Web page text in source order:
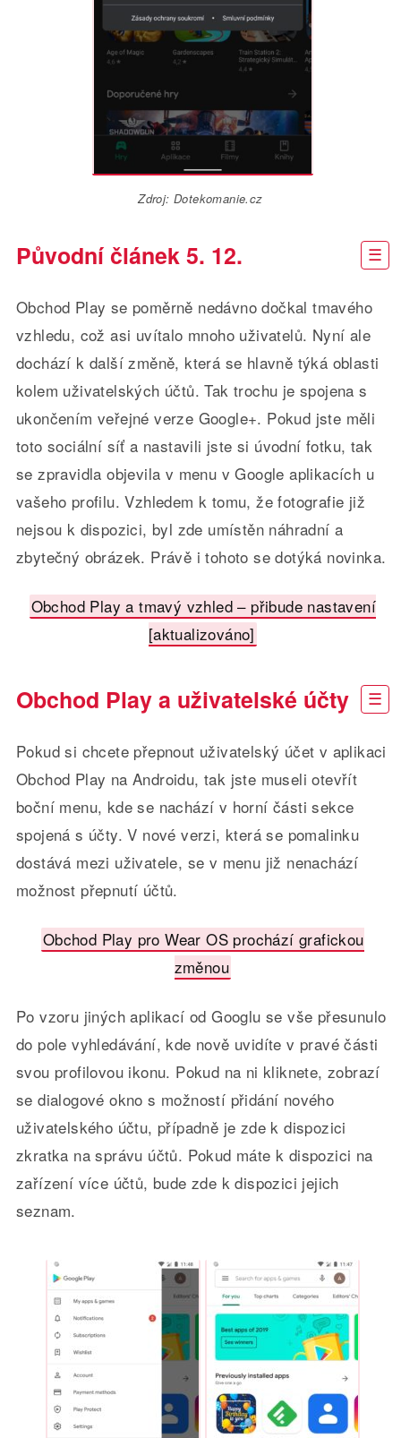
Zdroj: Dotekomanie.cz
Původní článek 5. 12.
Obchod Play se poměrně nedávno dočkal tmavého
vzhledu, což asi uvítalo mnoho uživatelů. Nyní ale
dochází k další změně, která se hlavně týká oblasti
kolem uživatelských účtů. Tak trochu je spojena s
ukončením veřejné verze Google+. Pokud jste měli
toto sociální síť a nastavili jste si úvodní fotku, tak
se zpravidla objevila v menu v Google aplikacích u
vašeho profilu. Vzhledem k tomu, že fotografie již
nejsou k dispozici, byl zde umístěn náhradní a
zbytečný obrázek. Právě i tohoto se dotýká novinka.
Obchod Play a tmavý vzhled – přibude nastavení
[aktualizováno]
Obchod Play a uživatelské účty
Pokud si chcete přepnout uživatelský účet v aplikaci
Obchod Play na Androidu, tak jste museli otevřít
boční menu, kde se nachází v horní části sekce
spojená s účty. V nové verzi, která se pomalinku
dostává mezi uživatele, se v menu již nenachází
možnost přepnutí účtů.
Obchod Play pro Wear OS prochází grafickou
změnou
Po vzoru jiných aplikací od Googlu se vše přesunulo
do pole vyhledávání, kde nově uvidíte v pravé části
svou profilovou ikonu. Pokud na ni kliknete, zobrazí
se dialogové okno s možností přidání nového
uživatelského účtu, případně je zde k dispozici
zkratka na správu účtů. Pokud máte k dispozici na
zařízení více účtů, bude zde k dispozici jejich
seznam.